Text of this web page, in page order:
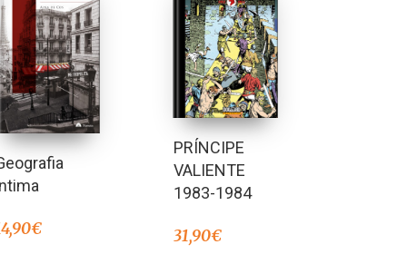
€
PRÍNCIPE
VALIENTE
1983-1984
31,90€